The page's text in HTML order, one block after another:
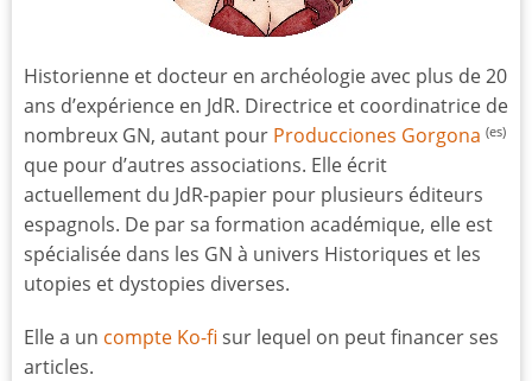
Historienne et docteur en archéologie avec plus de 20
ans d’expérience en JdR. Directrice et coordinatrice de
nombreux GN, autant pour Producciones Gorgona (es)
que pour d’autres associations. Elle écrit
actuellement du JdR-papier pour plusieurs éditeurs
espagnols. De par sa formation académique, elle est
spécialisée dans les GN à univers Historiques et les
utopies et dystopies diverses.
Elle a un compte Ko-fi sur lequel on peut financer ses
articles.